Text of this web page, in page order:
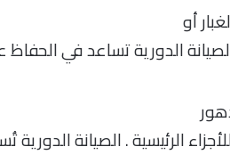
أو
الدورية تساعد في
الرئيسية . الصيانة